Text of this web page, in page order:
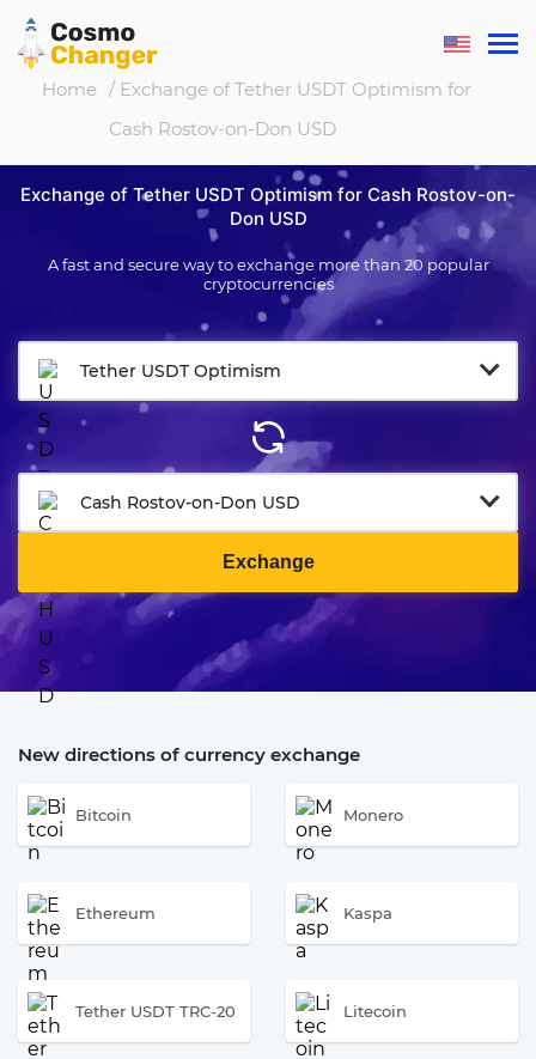
Home / Exchange of Tether USDT Optimism for
Cash Rostov-on-Don USD
Exchange of Tether USDT Optimism for Cash Rostov-on-
Don USD
A fast and secure way to exchange more than 20 popular
cryptocurrencies
Tether USDT Optimism
Cash Rostov-on-Don USD
Exchange
New directions of currency exchange
Bitcoin Monero
Ethereum Kaspa
Tether USDT TRC-20 Litecoin